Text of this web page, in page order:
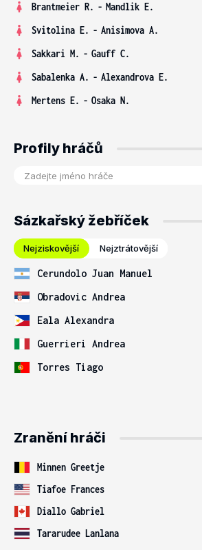
Brantmeier R. - Mandlik E.
Svitolina E. - Anisimova A.
Sakkari M. - Gauff C.
Sabalenka A. - Alexandrova E.
Mertens E. - Osaka N.
Profily hráčů
Sázkařský žebříček
Nejziskovější Nejztrátovější
Cerundolo Juan Manuel
Obradovic Andrea
Eala Alexandra
Guerrieri Andrea
Torres Tiago
Zranění hráči
Minnen Greetje
Tiafoe Frances
Diallo Gabriel
Tararudee Lanlana